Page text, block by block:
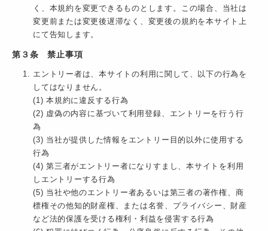
く、本規約を変更できるものとします。この場合、当社は
変更前または変更後遅滞なく、変更後の規約を本サイト上
にて告知します。
第３条 禁止事項
エントリー者は、本サイトの利用に関して、以下の行為を
してはなりません。
(1) 本規約に違反する行為
(2) 虚偽の内容に基づいて利用登録、エントリーを行う行
為
(3) 当社が提供した情報をエントリー目的以外に使用する
行為
(4) 第三者がエントリー者になりすまし、本サイトを利用
しエントリーする行為
(5) 当社や他のエントリー者あるいは第三者の著作権、商
標権その他知的財産権、または名誉、プライバシー、財産
など法的保護を受ける権利・利益を侵害する行為